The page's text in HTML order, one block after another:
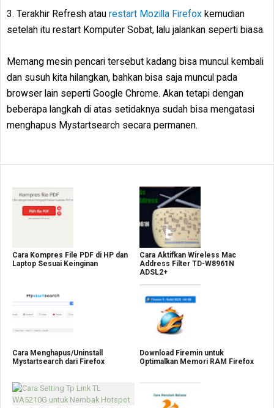
3. Terakhir Refresh atau restart Mozilla Firefox kemudian
setelah itu restart Komputer Sobat, lalu jalankan seperti biasa.
Memang mesin pencari tersebut kadang bisa muncul kembali
dan susuh kita hilangkan, bahkan bisa saja muncul pada
browser lain seperti Google Chrome. Akan tetapi dengan
beberapa langkah di atas setidaknya sudah bisa mengatasi
menghapus Mystartsearch secara permanen.
Cara Kompres File PDF di HP dan
Laptop Sesuai Keinginan
Cara Aktifkan Wireless Mac
Address Filter TD-W8961N
ADSL2+
Cara Menghapus/Uninstall
Mystartsearch dari Firefox
Download Firemin untuk
Optimalkan Memori RAM Firefox